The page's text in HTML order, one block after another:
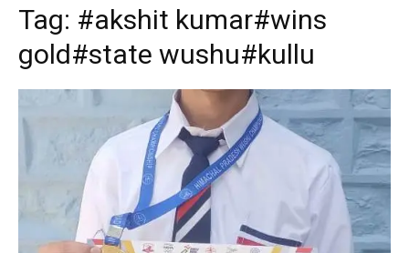
Tag: #akshit kumar#wins
gold#state wushu#kullu